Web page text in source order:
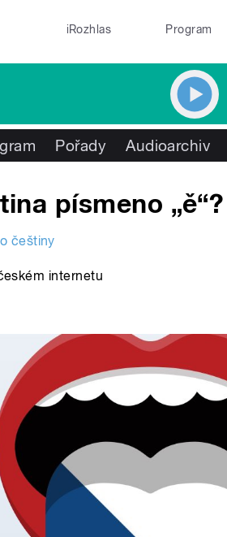
iRozhlas Program
Pořady Audioarchiv
písmeno „ě“?
češtiny
internetu